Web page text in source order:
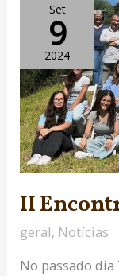
Set
9
2024
II
geral, Notícias
No passado
Encontro
carmenjovem